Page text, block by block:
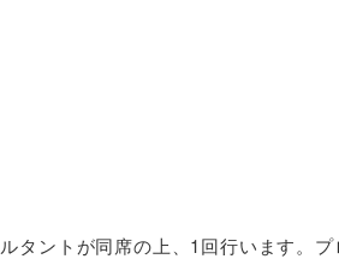
タントが同席の上、1回行います。プ